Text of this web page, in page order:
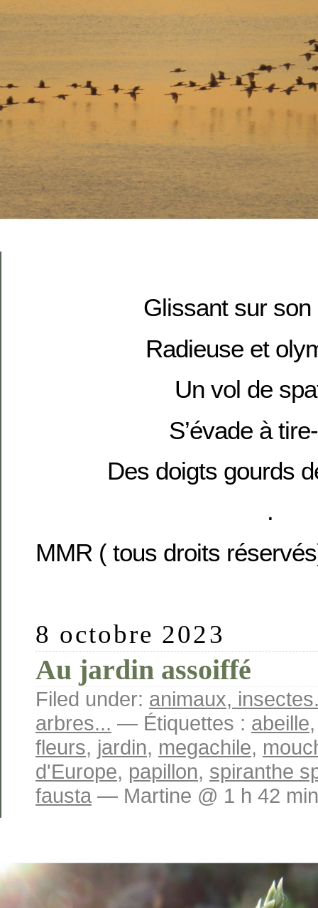
Glissant sur son
Radieuse et
Un vol de
S’évade à
Des doigts gourds
.
MMR ( tous droits
8 octobre 2023
Au jardin assoiffé
Filed under: animaux,
arbres... — Étiquettes : abeille
fleurs, jardin, megachile,
d'Europe, papillon, spiranthe
fausta — Martine @ 1 h 42 min